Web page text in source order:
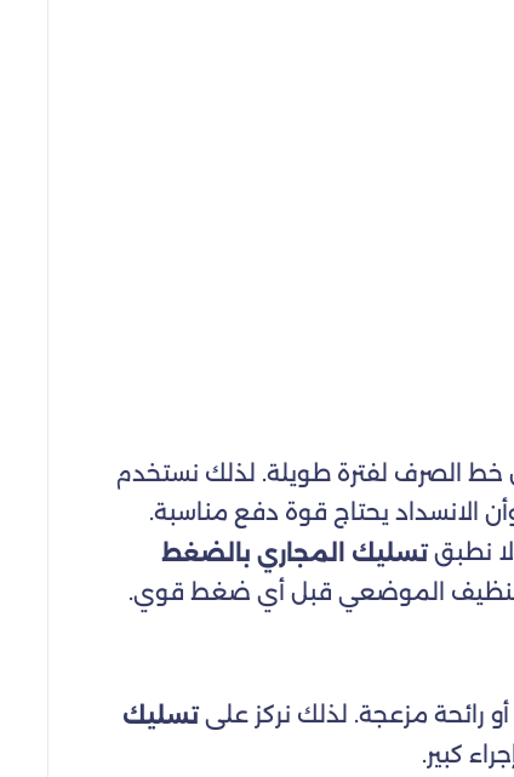
خط الصرف لفترة طويلة. لذلك نستخدم
الانسداد يحتاج قوة دفع مناسبة.
لا نطبقتسليك المجاري بالضغط
التنظيف الموضعي قبل أي ضغط قوي.
رائحة مزعجة. لذلك نركز علىتسليك
كبير.